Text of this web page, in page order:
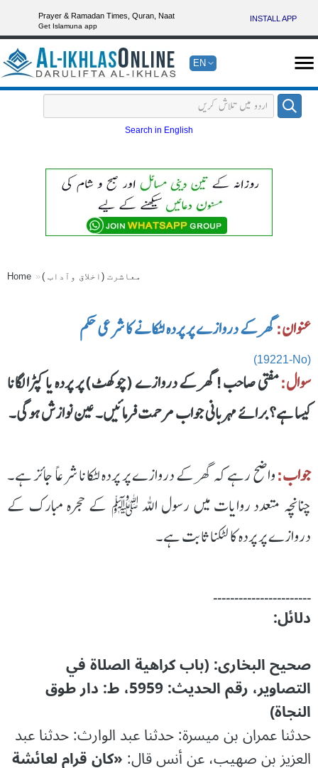
Prayer & Ramadan Times, Quran, Naat
Get Islamuna app
INSTALL APP
EN
Search in English
Home معاشرت (اخلاق وآداب )
عنوان:گھر کے دروازے پر پردہ لٹکانے کا شرعی حکم
(19221-No)
سوال:مفتی صاحب! گھر کے دروازے (چوکھٹ) پر پردہ یا کپڑا لگانا
کیسا ہے؟ برائے مہربانی جواب مرحمت فرمائیں۔ عین نوازش ہوگی۔
جواب:واضح رہے کہ گھر کے دروازے پر پردہ لٹکانا شرعاً جائز ہے۔
چنانچہ متعدد روایات میں رسول اللہ ﷺ کے حجرہ مبارک کے
دروازے پر پردہ کا لٹکنا ثابت ہے۔
۔۔۔۔۔۔۔۔۔۔۔۔۔۔۔۔۔۔۔۔۔۔۔
دلائل:
صحیح البخاری: (باب كراهية الصلاة في
التصاوير، رقم الحدیث: 5959، ط: دار طوق
النجاة)
حدثنا عمران بن ميسرة: حدثنا عبد الوارث: حدثنا عبد
العزيز بن صهيب، عن أنس قال:«كان قرام لعائشة